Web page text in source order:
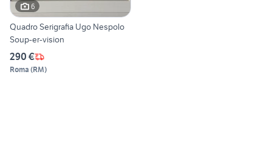
6
Quadro Serigrafia Ugo Nespolo
Soup-er-vision
290 €
Roma (RM)